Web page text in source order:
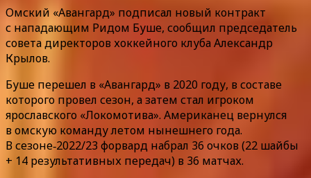
Омский «Авангард» подписал новый контракт
с нападающим Ридом Буше, сообщил председатель
совета директоров хоккейного клуба Александр
Крылов.
Буше перешел в «Авангард» в 2020 году, в составе
которого провел сезон, а затем стал игроком
ярославского «Локомотива». Американец вернулся
в омскую команду летом нынешнего года.
В сезоне‑2022/23 форвард набрал 36 очков (22 шайбы
+ 14 результативных передач) в 36 матчах.